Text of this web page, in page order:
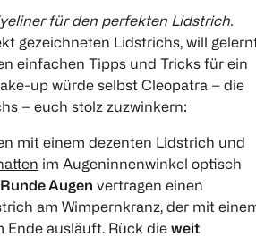
für den perfekten Lidstrich.
gezeichneten Lidstrichs, will
einfachen Tipps und Tricks für ein
up würde selbst Cleopatra – die
– euch stolz zuzwinkern:
mit einem dezenten Lidstrich und
im Augeninnenwinkel optisch
Runde Augen vertragen einen
am Wimpernkranz, der mit
Ende ausläuft. Rück die weit